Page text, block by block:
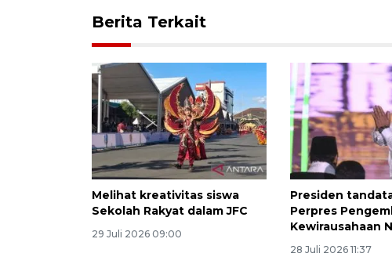
Berita Terkait
Melihat kreativitas siswa
Sekolah Rakyat dalam JFC
29 Juli 2026 09:00
Presiden
Perpres
Kewirausahaan
28 Juli 2026 11:37